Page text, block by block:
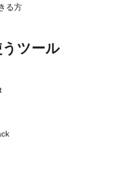
る方
ツール